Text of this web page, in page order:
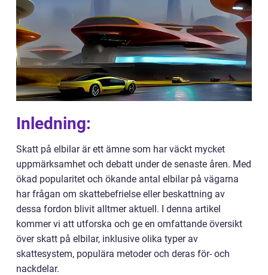
Inledning:
Skatt på elbilar är ett ämne som har väckt mycket
uppmärksamhet och debatt under de senaste åren. Med
ökad popularitet och ökande antal elbilar på vägarna
har frågan om skattebefrielse eller beskattning av
dessa fordon blivit alltmer aktuell. I denna artikel
kommer vi att utforska och ge en omfattande översikt
över skatt på elbilar, inklusive olika typer av
skattesystem, populära metoder och deras för- och
nackdelar.